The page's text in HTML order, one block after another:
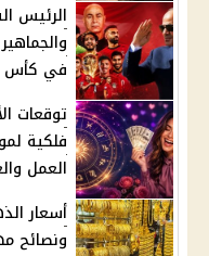
الرئيس
في كأس
توقعات
فلكية
العمل
أسعار
ونصائح مهمة